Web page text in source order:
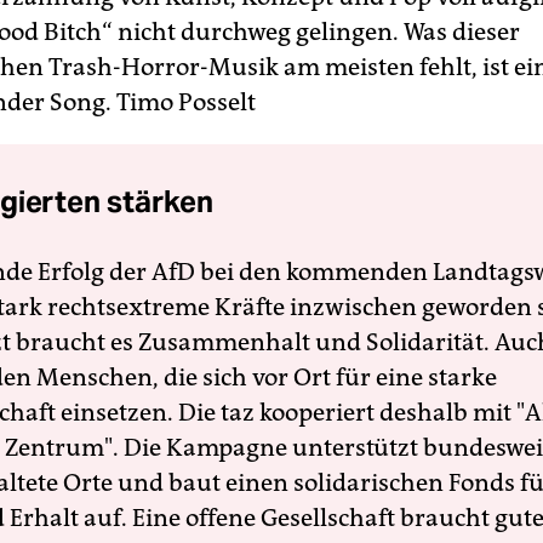
Bitch“ nicht durchweg gelingen. Was dieser
Trash-Horror-Musik am meisten fehlt, ist
Song. Timo Posselt
stärken
Erfolg der AfD bei den kommenden
rechtsextreme Kräfte inzwischen geworden
braucht es Zusammenhalt und Solidarität.
Menschen, die sich vor Ort für eine starke
einsetzen. Die taz kooperiert deshalb mit
Die Kampagne unterstützt
Orte und baut einen solidarischen Fonds
Erhalt auf. Eine offene Gesellschaft braucht